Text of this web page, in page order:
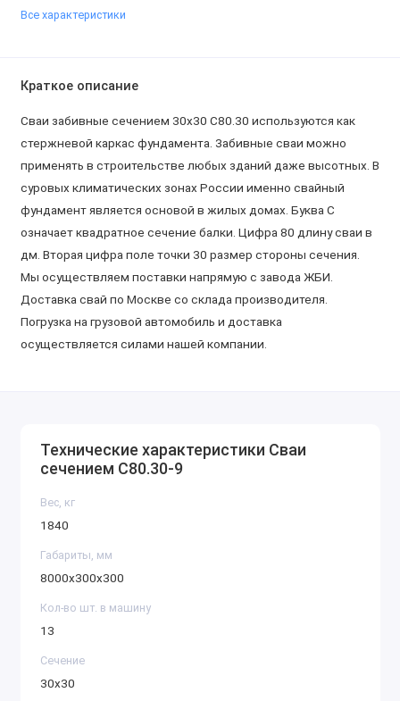
Все характеристики
Краткое описание
Сваи забивные сечением 30х30 С80.30 используются как
стержневой каркас фундамента. Забивные сваи можно
применять в строительстве любых зданий даже высотных. В
суровых климатических зонах России именно свайный
фундамент является основой в жилых домах. Буква С
означает квадратное сечение балки. Цифра 80 длину сваи в
дм. Вторая цифра поле точки 30 размер стороны сечения.
Мы осуществляем поставки напрямую с завода ЖБИ.
Доставка свай по Москве со склада производителя.
Погрузка на грузовой автомобиль и доставка
осуществляется силами нашей компании.
Технические характеристики Сваи
сечением С80.30-9
Вес, кг
1840
Габариты, мм
8000х300х300
Кол-во шт. в машину
13
Сечение
30х30